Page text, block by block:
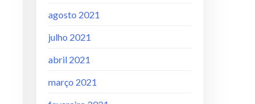
agosto 2021
julho 2021
abril 2021
março 2021